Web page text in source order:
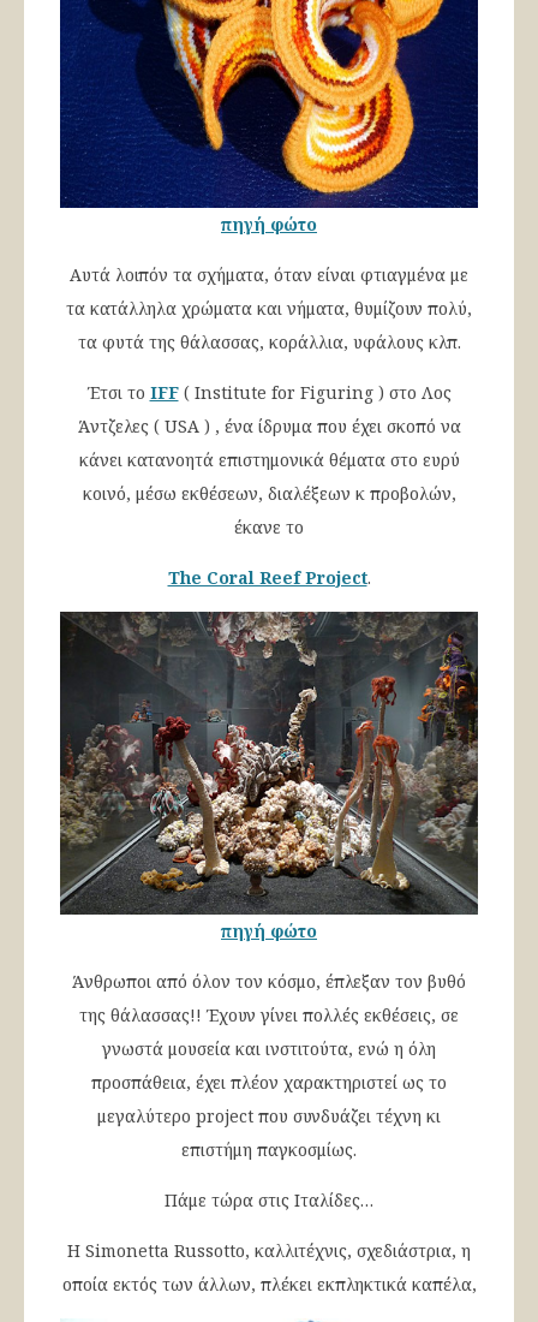
πηγή φώτο
Αυτά λοιπόν τα σχήματα, όταν είναι φτιαγμένα με
τα κατάλληλα χρώματα και νήματα, θυμίζουν πολύ,
τα φυτά της θάλασσας, κοράλλια, υφάλους κλπ.
Έτσι το IFF( Institute for Figuring ) στο Λος
Άντζελες ( USA ) , ένα ίδρυμα που έχει σκοπό να
κάνει κατανοητά επιστημονικά θέματα στο ευρύ
κοινό, μέσω εκθέσεων, διαλέξεων κ προβολών,
έκανε το
The Coral Reef Project.
πηγή φώτο
Άνθρωποι από όλον τον κόσμο, έπλεξαν τον βυθό
της θάλασσας!! Έχουν γίνει πολλές εκθέσεις, σε
γνωστά μουσεία και ινστιτούτα, ενώ η όλη
προσπάθεια, έχει πλέον χαρακτηριστεί ως το
μεγαλύτερο project που συνδυάζει τέχνη κι
επιστήμη παγκοσμίως.
Πάμε τώρα στις Ιταλίδες…
Η Simonetta Russotto, καλλιτέχνις, σχεδιάστρια, η
οποία εκτός των άλλων, πλέκει εκπληκτικά καπέλα,